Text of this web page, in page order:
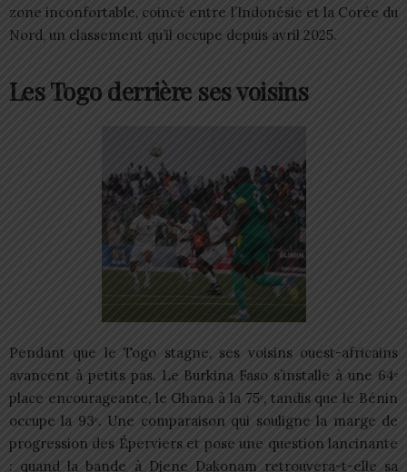
zone inconfortable, coincé entre l’Indonésie et la Corée du
Nord, un classement qu’il occupe depuis avril 2025.
Les Togo derrière ses voisins
Pendant que le Togo stagne, ses voisins ouest-africains
avancent à petits pas. Le Burkina Faso s’installe à une 64ᵉ
place encourageante, le Ghana à la 75ᵉ, tandis que le Bénin
occupe la 93ᵉ. Une comparaison qui souligne la marge de
progression des Éperviers et pose une question lancinante
: quand la bande à Djene Dakonam retrouvera-t-elle sa